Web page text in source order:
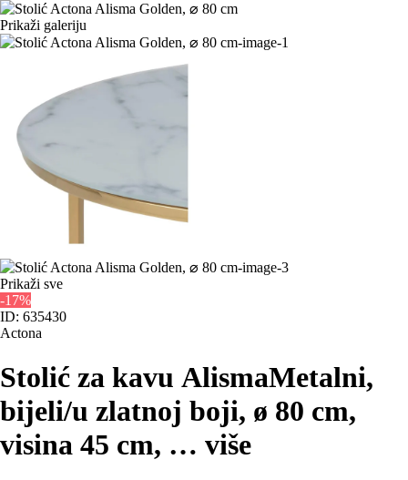
Prikaži galeriju
Prikaži sve
-17%
ID: 635430
Actona
Stolić za kavu AlismaMetalni,
bijeli/u zlatnoj boji, ø 80 cm,
visina 45 cm, … više